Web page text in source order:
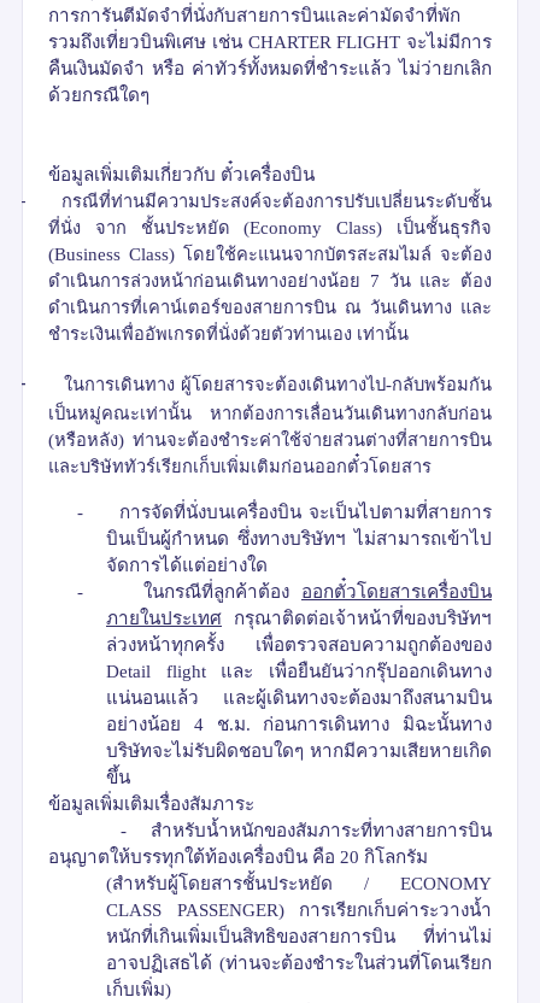
การการันตีมัดจำที่นั่งกับสายการบินและค่ามัดจำที่พัก
รวมถึงเที่ยวบินพิเศษ เช่น CHARTER FLIGHT จะไม่มีการ
คืนเงินมัดจำ หรือ ค่าทัวร์ทั้งหมดที่ชำระแล้ว ไม่ว่ายกเลิก
ด้วยกรณีใดๆ
ข้อมูลเพิ่มเติมเกี่ยวกับ ตั๋วเครื่องบิน
-
กรณีที่ท่านมีความประสงค์จะต้องการปรับเปลี่ยนระดับชั้น
ที่นั่ง จาก
ชั้นประหยัด (Economy Class) เป็นชั้นธุรกิจ
(Business Class) โดยใช้คะแนนจากบัตรสะสมไมล์ จะต้อง
ดำเนินการล่วงหน้าก่อนเดินทางอย่างน้อย 7 วัน และ ต้อง
ดำเนินการที่เคาน์เตอร์ของสายการบิน ณ วันเดินทาง และ
ชำระเงินเพื่ออัพเกรดที่นั่งด้วยตัวท่านเอง เท่านั้น
- ในการเดินทาง ผู้โดยสารจะต้องเดินทางไป-กลับพร้อมกัน
เป็นหมู่คณะเท่านั้น หากต้องการเลื่อนวันเดินทางกลับก่อน
(หรือหลัง) ท่านจะต้องชำระค่าใช้จ่ายส่วนต่างที่สายการบิน
และบริษัททัวร์เรียกเก็บเพิ่มเติมก่อนออกตั๋วโดยสาร
- การจัดที่นั่งบนเครื่องบิน จะเป็นไปตามที่สายการ
บินเป็นผู้กำหนด ซึ่งทางบริษัทฯ ไม่สามารถเข้าไป
จัดการได้แต่อย่างใด
- ในกรณีที่ลูกค้าต้อง
ออกตั๋วโดยสารเครื่องบิน
ภายในประเทศ
กรุณาติดต่อเจ้าหน้าที่ของบริษัทฯ
ล่วงหน้าทุกครั้ง เพื่อตรวจสอบความถูกต้องของ
Detail flight และ เพื่อยืนยันว่ากรุ๊ปออกเดินทาง
แน่นอนแล้ว และผู้เดินทางจะต้องมาถึงสนามบิน
อย่างน้อย 4 ช.ม. ก่อนการเดินทาง มิฉะนั้นทาง
บริษัทจะไม่รับผิดชอบใดๆ หากมีความเสียหายเกิด
ขึ้น
ข้อมูลเพิ่มเติมเรื่องสัมภาระ
- สำหรับน้ำหนักของสัมภาระที่ทางสายการบิน
อนุญาตให้บรรทุกใต้ท้องเครื่องบิน คือ 20 กิโลกรัม
(สำหรับผู้โดยสารชั้นประหยัด / ECONOMY
CLASS PASSENGER)
การเรียกเก็บค่าระวางน้ำ
หนักที่เกินเพิ่มเป็นสิทธิของสายการบิน
ที่ท่านไม่
อาจปฏิเสธได้ (ท่านจะต้องชำระในส่วนที่โดนเรียก
เก็บเพิ่ม)